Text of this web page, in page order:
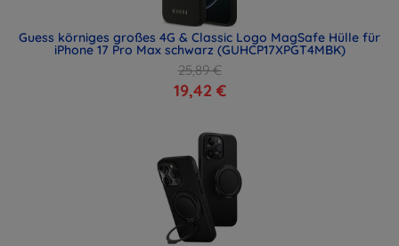
Guess körniges großes 4G & Classic Logo MagSafe Hülle für
iPhone 17 Pro Max schwarz (GUHCP17XPGT4MBK)
25,89 €
19,42 €